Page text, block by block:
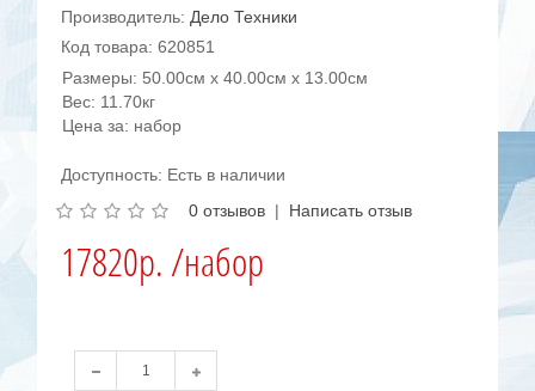
Производитель: Дело Техники
Код товара: 620851
Размеры: 50.00см x 40.00см x 13.00см
Вес: 11.70кг
Цена за: набор
Доступность: Есть в наличии
0 отзывов | Написать отзыв
17820р. /набор